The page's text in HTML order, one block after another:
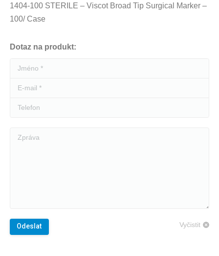
1404-100 STERILE – Viscot Broad Tip Surgical Marker –
100/ Case
Dotaz na produkt:
Jméno *
E-mail *
Telefon
Odeslat Vyčistit